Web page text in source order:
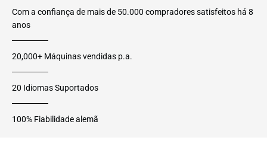
Com a confiança de mais de 50.000 compradores satisfeitos há 8
anos
20,000+ Máquinas vendidas p.a.
20 Idiomas Suportados
100% Fiabilidade alemã